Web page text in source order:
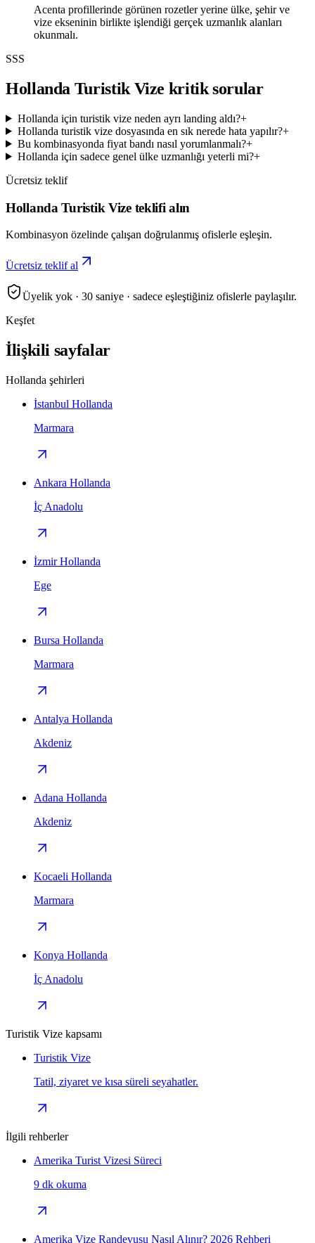
Acenta profillerinde görünen rozetler yerine ülke, şehir ve
vize ekseninin birlikte işlendiği gerçek uzmanlık alanları
okunmalı.
SSS
Hollanda Turistik Vize kritik sorular
Hollanda için turistik vize neden ayrı landing aldı?+
Hollanda turistik vize dosyasında en sık nerede hata yapılır?+
Bu kombinasyonda fiyat bandı nasıl yorumlanmalı?+
Hollanda için sadece genel ülke uzmanlığı yeterli mi?+
Ücretsiz teklif
Hollanda Turistik Vize teklifi alın
Kombinasyon özelinde çalışan doğrulanmış ofislerle eşleşin.
Ücretsiz teklif al
Üyelik yok · 30 saniye · sadece eşleştiğiniz ofislerle paylaşılır.
Keşfet
İlişkili sayfalar
Hollanda şehirleri
İstanbul Hollanda
Marmara
Ankara Hollanda
İç Anadolu
İzmir Hollanda
Ege
Bursa Hollanda
Marmara
Antalya Hollanda
Akdeniz
Adana Hollanda
Akdeniz
Kocaeli Hollanda
Marmara
Konya Hollanda
İç Anadolu
Turistik Vize kapsamı
Turistik Vize
Tatil, ziyaret ve kısa süreli seyahatler.
İlgili rehberler
Amerika Turist Vizesi Süreci
9 dk okuma
Amerika Vize Randevusu Nasıl Alınır? 2026 Rehberi